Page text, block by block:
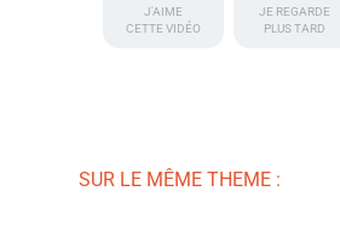
J'AIME
CETTE VIDÉO
JE REGARDE
PLUS TARD
SUR LE MÊME THEME :